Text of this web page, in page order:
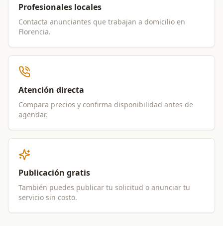
Profesionales locales
Contacta anunciantes que trabajan a domicilio en
Florencia.
Atención directa
Compara precios y confirma disponibilidad antes de
agendar.
Publicación gratis
También puedes publicar tu solicitud o anunciar tu
servicio sin costo.